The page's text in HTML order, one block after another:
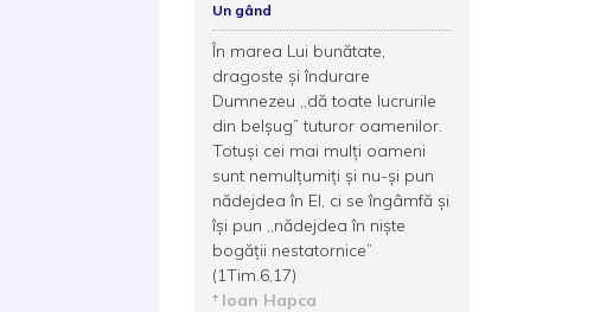
Un gând
În marea Lui bunătate,
dragoste și îndurare
Dumnezeu ,,dă toate lucrurile
din belșug” tuturor oamenilor.
Totuși cei mai mulți oameni
sunt nemulțumiți și nu-și pun
nădejdea în El, ci se îngâmfă și
își pun ,,nădejdea în niște
bogății nestatornice”
(1Tim.6,17)
Ioan Hapca